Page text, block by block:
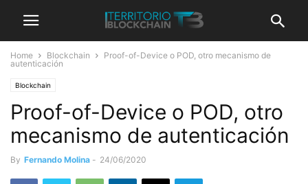
Home Blockchain
Proof-of-Device o POD, otro mecanismo de
autenticación
Blockchain
Proof-of-Device o POD, otro
mecanismo de autenticación
By Fernando Molina - 24/06/2020